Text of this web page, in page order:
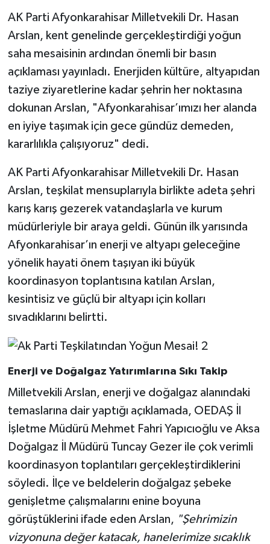
AK Parti Afyonkarahisar Milletvekili Dr. Hasan
Arslan, kent genelinde gerçekleştirdiği yoğun
saha mesaisinin ardından önemli bir basın
açıklaması yayınladı. Enerjiden kültüre, altyapıdan
taziye ziyaretlerine kadar şehrin her noktasına
dokunan Arslan, "Afyonkarahisar’ımızı her alanda
en iyiye taşımak için gece gündüz demeden,
kararlılıkla çalışıyoruz" dedi.
AK Parti Afyonkarahisar Milletvekili Dr. Hasan
Arslan, teşkilat mensuplarıyla birlikte adeta şehri
karış karış gezerek vatandaşlarla ve kurum
müdürleriyle bir araya geldi. Günün ilk yarısında
Afyonkarahisar’ın enerji ve altyapı geleceğine
yönelik hayati önem taşıyan iki büyük
koordinasyon toplantısına katılan Arslan,
kesintisiz ve güçlü bir altyapı için kolları
sıvadıklarını belirtti.
Enerji ve Doğalgaz Yatırımlarına Sıkı Takip
Milletvekili Arslan, enerji ve doğalgaz alanındaki
temaslarına dair yaptığı açıklamada, OEDAŞ İl
İşletme Müdürü Mehmet Fahri Yapıcıoğlu ve Aksa
Doğalgaz İl Müdürü Tuncay Gezer ile çok verimli
koordinasyon toplantıları gerçekleştirdiklerini
söyledi. İlçe ve beldelerin doğalgaz şebeke
genişletme çalışmalarını enine boyuna
görüştüklerini ifade eden Arslan, "Şehrimizin
vizyonuna değer katacak, hanelerimize sıcaklık